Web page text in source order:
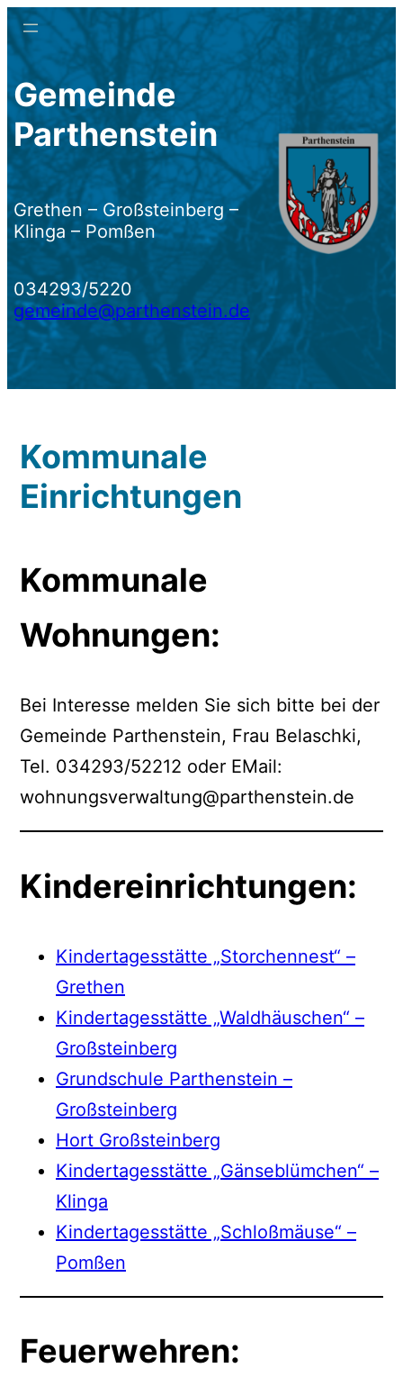
Zum
Inhalt
springen
Gemeinde
Parthenstein
Grethen – Großsteinberg –
Klinga – Pomßen
034293/5220
gemeinde@parthenstein.de
Kommunale
Einrichtungen
Kommunale
Wohnungen:
Bei Interesse melden Sie sich bitte bei der
Gemeinde Parthenstein, Frau Belaschki,
Tel. 034293/52212 oder EMail:
wohnungsverwaltung@parthenstein.de
Kindereinrichtungen:
Kindertagesstätte „Storchennest“ –
Grethen
Kindertagesstätte „Waldhäuschen“ –
Großsteinberg
Grundschule Parthenstein –
Großsteinberg
Hort Großsteinberg
Kindertagesstätte „Gänseblümchen“ –
Klinga
Kindertagesstätte „Schloßmäuse“ –
Pomßen
Feuerwehren: